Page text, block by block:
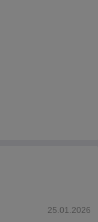
25.01.2026